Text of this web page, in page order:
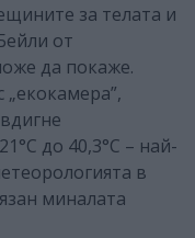
за телата и
от
да покаже.
до 40,3°C – най-
в
миналата